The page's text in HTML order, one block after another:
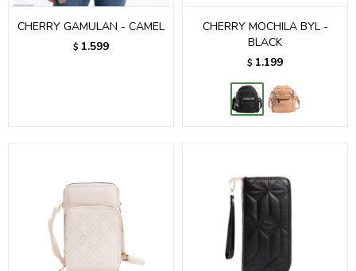
CHERRY GAMULAN - CAMEL
$ 1.599
CHERRY MOCHILA BYL -
BLACK
$ 1.199